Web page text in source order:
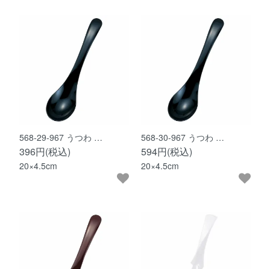
568-29-967 うつわ …
396円(税込)
20×4.5cm
568-30-967 うつわ …
594円(税込)
20×4.5cm